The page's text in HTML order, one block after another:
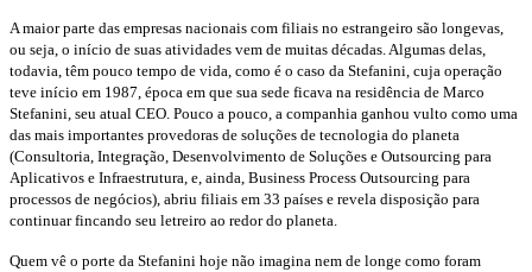
A maior parte das empresas nacionais com filiais no estrangeiro são longevas,
ou seja, o início de suas atividades vem de muitas décadas. Algumas delas,
todavia, têm pouco tempo de vida, como é o caso da Stefanini, cuja operação
teve início em 1987, época em que sua sede ficava na residência de Marco
Stefanini, seu atual CEO. Pouco a pouco, a companhia ganhou vulto como uma
das mais importantes provedoras de soluções de tecnologia do planeta
(Consultoria, Integração, Desenvolvimento de Soluções e Outsourcing para
Aplicativos e Infraestrutura, e, ainda, Business Process Outsourcing para
processos de negócios), abriu filiais em 33 países e revela disposição para
continuar fincando seu letreiro ao redor do planeta.
Quem vê o porte da Stefanini hoje não imagina nem de longe como foram